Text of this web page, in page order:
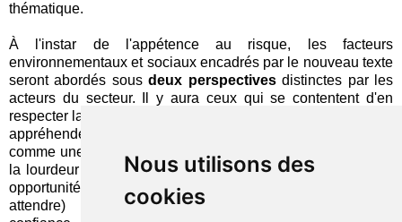
Nous utilisons des
cookies
thématique.
À l'instar de l'appétence au risque, les facteurs
environnementaux et sociaux encadrés par le nouveau texte
seront abordés sousdeux perspectivesdistinctes par les
acteurs du secteur. Il y aura ceux qui se contentent d'en
respecter la lettre et il y aura ceux qui cherchent en plus à en
appréhender l'esprit. Les premiers le prendront uniquement
comme une contrainte, dont ils reporteront sans états d'âme
la lourdeur sur leurs clients. Les seconds y trouveront une
opportunité (des
startups l'ont d'ailleurs mis en œuvre sans
attendre) et gagneront encore quelques points de